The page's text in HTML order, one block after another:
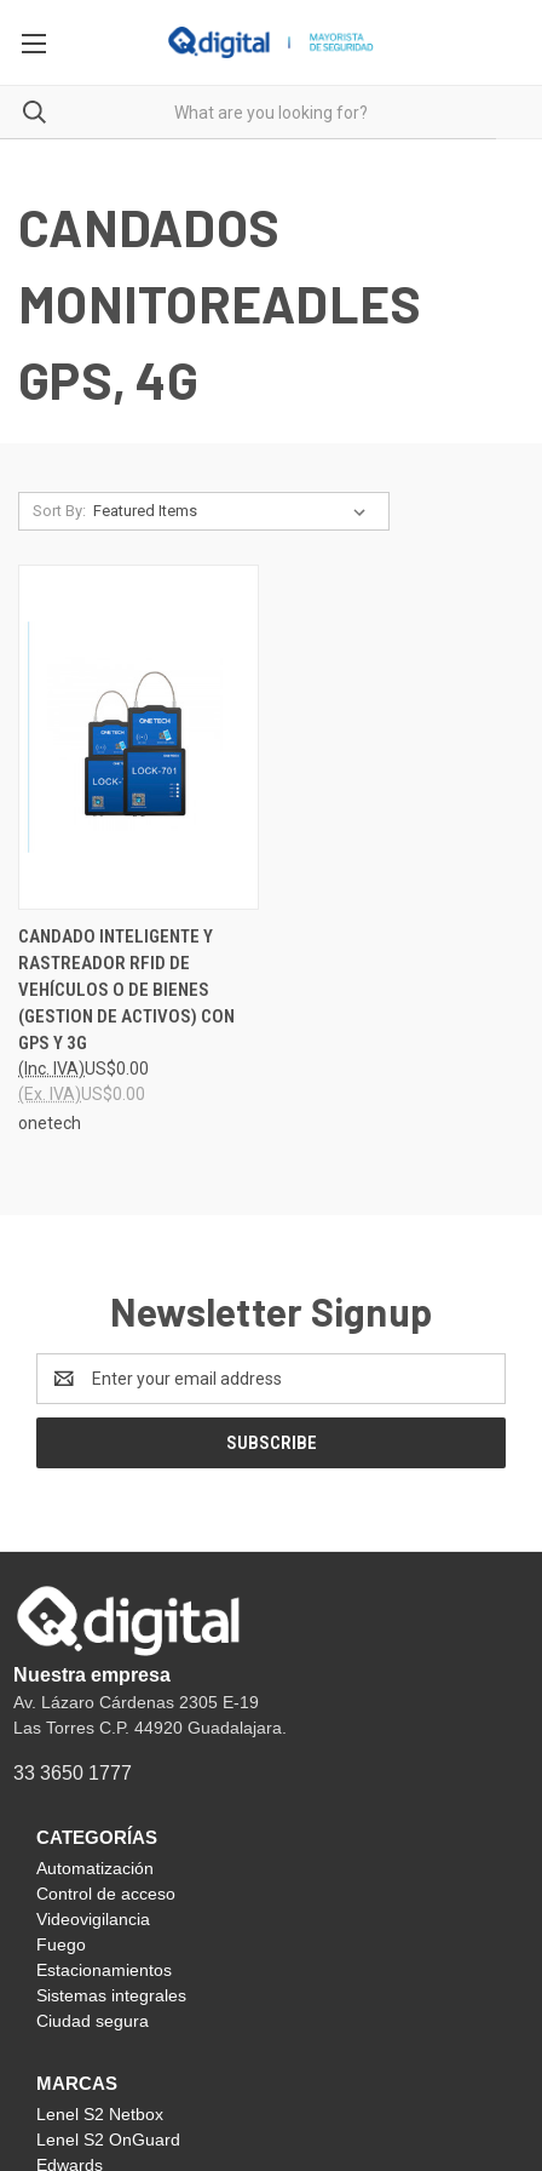
CANDADOS
MONITOREADLES
GPS, 4G
Sort By:
CANDADO INTELIGENTE Y
RASTREADOR RFID DE
VEHÍCULOS O DE BIENES
(GESTION DE ACTIVOS) CON
GPS Y 3G
US$0.00
(Inc. IVA)
US$0.00
(Ex. IVA)
onetech
Newsletter Signup
Address
Nuestra empresa
Av. Lázaro Cárdenas 2305 E-19
Las Torres C.P. 44920 Guadalajara.
33 3650 1777
CATEGORÍAS
Automatización
Control de acceso
Videovigilancia
Fuego
Estacionamientos
Sistemas integrales
Ciudad segura
MARCAS
Lenel S2 Netbox
Lenel S2 OnGuard
Edwards